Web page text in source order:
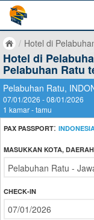
/ Hotel di
Hotel di
Pelabuhan Ratu
Pelabuhan Ratu,
07/01/2026 - 08/01/2026
1 kamar - tamu
PAX PASSPORT:
MASUKKAN KOTA,
CHECK-IN